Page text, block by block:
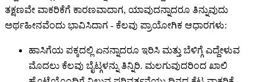
ತಕ್ಷಣವೇ ವಾಕರಿಕೆಗೆ ಕಾರಣವಾದಾಗ, ಯಾವುದನ್ನಾದರೂ ತಿನ್ನುವುದು
ಅರ್ಥಹೀನವೆಂದು ಭಾವಿಸಿದಾಗ - ಕೆಲವು ಪ್ರಾಯೋಗಿಕ ಆಧಾರಗಳು:
ಹಾಸಿಗೆಯ ಪಕ್ಕದಲ್ಲಿ ಏನನ್ನಾದರೂ ಇರಿಸಿ ಮತ್ತು ಬೆಳಿಗ್ಗೆ ಎದ್ದೇಳುವ
ಮೊದಲು ಕೆಲವು ಬೈಟ್ಗಳನ್ನು ತಿನ್ನಿರಿ. ಮಲಗುವುದರಿಂದ ಖಾಲಿ